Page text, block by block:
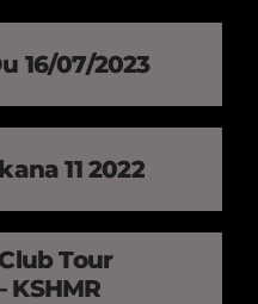
16/07/2023
11 2022
Tour
KSHMR